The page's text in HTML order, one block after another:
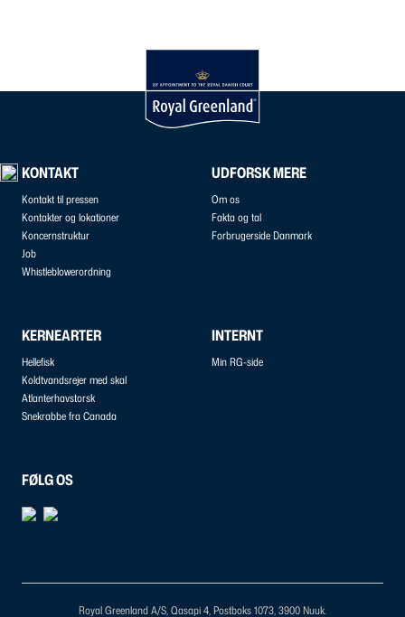
KONTAKT
Kontakt til pressen
Kontakter og lokationer
Koncernstruktur
Job
Whistleblowerordning
UDFORSK MERE
Om os
Fakta og tal
Forbrugerside Danmark
KERNEARTER
Hellefisk
Koldtvandsrejer med skal
Atlanterhavstorsk
Snekrabbe fra Canada
INTERNT
Min RG-side
FØLG OS
Royal Greenland A/S, Qasapi 4, Postboks 1073, 3900 Nuuk.